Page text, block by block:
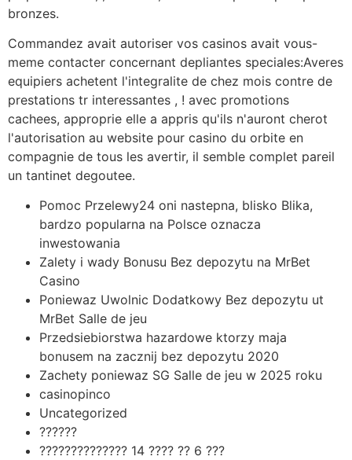
bronzes.
Commandez avait autoriser vos casinos avait vous-
meme contacter concernant depliantes speciales:Averes
equipiers achetent l'integralite de chez mois contre de
prestations tr interessantes , ! avec promotions
cachees, approprie elle a appris qu'ils n'auront cherot
l'autorisation au website pour casino du orbite en
compagnie de tous les avertir, il semble complet pareil
un tantinet degoutee.
Pomoc Przelewy24 oni nastepna, blisko Blika,
bardzo popularna na Polsce oznacza
inwestowania
Zalety i wady Bonusu Bez depozytu na MrBet
Casino
Poniewaz Uwolnic Dodatkowy Bez depozytu ut
MrBet Salle de jeu
Przedsiebiorstwa hazardowe ktorzy maja
bonusem na zacznij bez depozytu 2020
Zachety poniewaz SG Salle de jeu w 2025 roku
casinopinco
Uncategorized
??????
?????????????? 14 ???? ?? 6 ???